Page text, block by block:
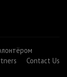
Contact Us